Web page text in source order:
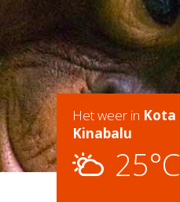
Het weer in Kota
Kinabalu
25°C